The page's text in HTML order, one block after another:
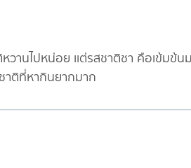
หวานไปหน่อย เเต่รสชาติชา คือเข้ม
าติที่หากินยากมาก